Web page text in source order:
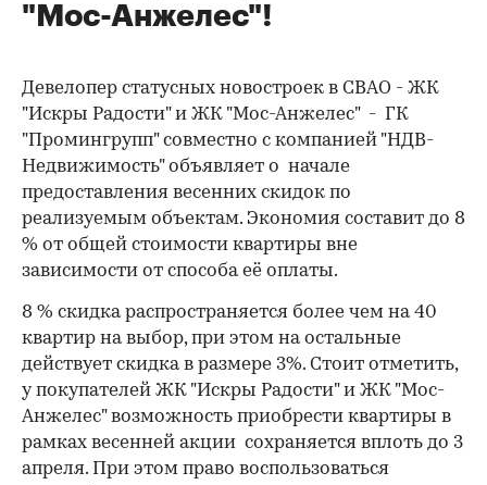
"Мос-Анжелес"!
Девелопер статусных новостроек в СВАО - ЖК
"Искры Радости" и ЖК "Мос-Анжелес" - ГК
"Промингрупп" совместно с компанией "НДВ-
Недвижимость" объявляет о начале
предоставления весенних скидок по
реализуемым объектам. Экономия составит до 8
% от общей стоимости квартиры вне
зависимости от способа её оплаты.
8 % скидка распространяется более чем на 40
квартир на выбор, при этом на остальные
действует скидка в размере 3%. Стоит отметить,
у покупателей ЖК "Искры Радости" и ЖК "Мос-
Анжелес" возможность приобрести квартиры в
рамках весенней акции сохраняется вплоть до 3
апреля. При этом право воспользоваться